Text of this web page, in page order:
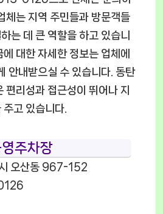
체는 지역 주민들과 방문객들
는 데 큰 역할을 하고 있습니
대한 자세한 정보는 업체에
안내받으실 수 있습니다. 동탄
편리성과 접근성이 뛰어나 지
고 있습니다.
주차장
오산동 967-152